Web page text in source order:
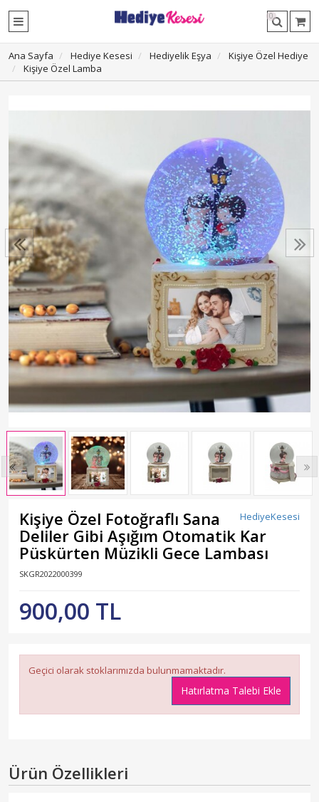
0
Ana Sayfa Hediye Kesesi Hediyelik Eşya
Kişiye Özel Hediye
Kişiye Özel Lamba
HediyeKesesi
Kişiye Özel Fotoğraflı Sana
Deliler Gibi Aşığım Otomatik Kar
Püskürten Müzikli Gece Lambası
SKGR2022000399
900,00 TL
Geçici olarak stoklarımızda bulunmamaktadır.
Hatırlatma Talebi Ekle
Ürün Özellikleri